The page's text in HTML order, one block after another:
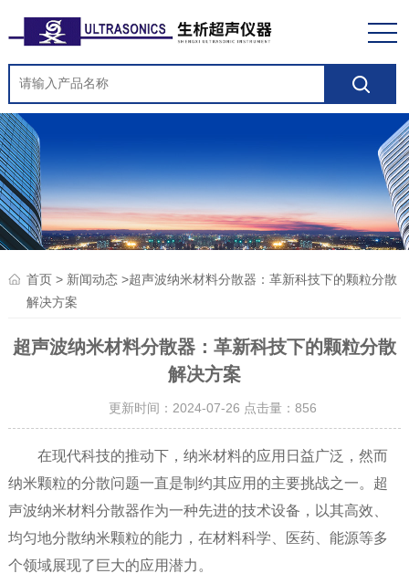
首页> 新闻动态>超声波纳米材料分散器：革新科技下的颗粒分散
解决方案
超声波纳米材料分散器：革新科技下的颗粒分散
解决方案
更新时间：2024-07-26 点击量： 856
在现代科技的推动下，纳米材料的应用日益广泛，然而
纳米颗粒的分散问题一直是制约其应用的主要挑战之一。超
声波纳米材料分散器作为一种先进的技术设备，以其高效、
均匀地分散纳米颗粒的能力，在材料科学、医药、能源等多
个领域展现了巨大的应用潜力。